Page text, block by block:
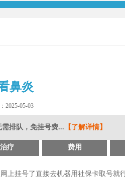
鼻炎
2025-05-03
排队，免挂号费... 【了解详情】
治疗 费用
上挂号了直接去机器用社保卡取号就